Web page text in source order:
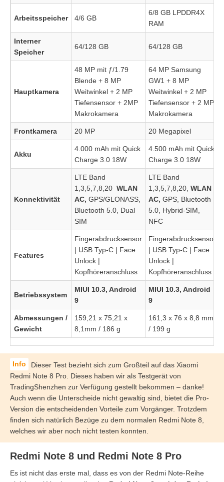
Arbeitsspeicher 4/6 GB
6/8 GB LPDDR4X
RAM
Interner
Speicher
64/128 GB 64/128 GB
Hauptkamera
48 MP mit ƒ/1.79
Blende + 8 MP
Weitwinkel + 2 MP
Tiefensensor + 2MP
Makrokamera
64 MP Samsung
GW1 + 8 MP
Weitwinkel + 2 MP
Tiefensensor + 2 MP
Makrokamera
Frontkamera 20 MP 20 Megapixel
Akku
4.000 mAh mit Quick
Charge 3.0 18W
4.500 mAh mit Quick
Charge 3.0 18W
Konnektivität
LTE Band
1,3,5,7,8,20 WLAN
AC, GPS/GLONASS,
Bluetooth 5.0, Dual
SIM
LTE Band
1,3,5,7,8,20, WLAN
AC, GPS, Bluetooth
5.0, Hybrid-SIM,
NFC
Features
Fingerabdrucksensor
| USB Typ-C | Face
Unlock |
Kopfhöreranschluss
Fingerabdrucksensor
| USB Typ-C | Face
Unlock |
Kopfhöreranschluss
Betriebssystem
MIUI 10.3, Android
9
MIUI 10.3, Android
9
Abmessungen /
Gewicht
159,21 x 75,21 x
8,1mm / 186 g
161,3 x 76 x 8,8 mm
/ 199 g
Dieser Test bezieht sich zum Großteil auf das Xiaomi
Redmi Note 8 Pro. Dieses haben wir als Testgerät von
TradingShenzhen zur Verfügung gestellt bekommen – danke!
Auch wenn die Unterscheide nicht gewaltig sind, bietet die Pro-
Version die entscheidenden Vorteile zum Vorgänger. Trotzdem
finden sich natürlich Bezüge zu dem normalen Redmi Note 8,
welches wir aber noch nicht testen konnten.
Redmi Note 8 und Redmi Note 8 Pro
Es ist nicht das erste mal, dass es von der Redmi Note-Reihe